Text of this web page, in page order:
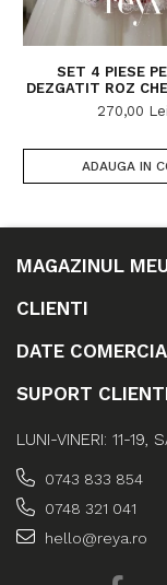
SET 4 PIESE
DEZGATIT ROZ
270,00 Lei
ADAUGA IN
MAGAZINUL
CLIENTI
DATE
SUPORT
LUNI-VINERI: 11-19,
0743 833 854
0748 321 041
hello@reya.ro